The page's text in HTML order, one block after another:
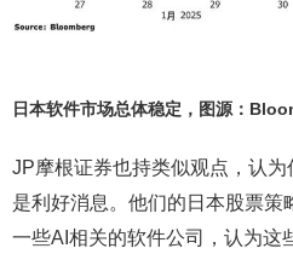
日本软件市场总体稳定，图源：
JP摩根证券也持类似观点，认
是利好消息。他们的日本股票策
一些AI相关的软件公司，认为这